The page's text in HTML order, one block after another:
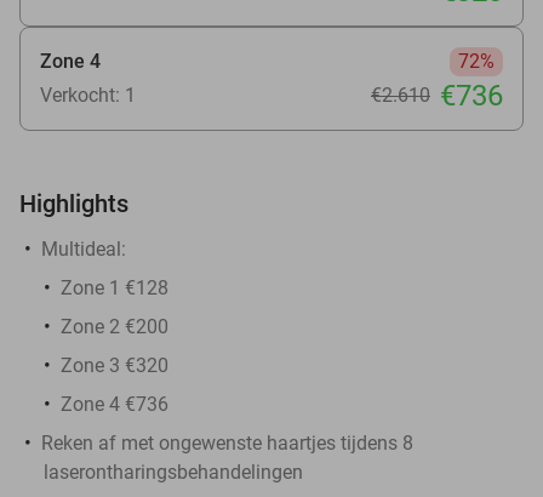
Zone 4
72%
Verkocht: 1
€2.610 €736
Highlights
Multideal:
Zone 1 €128
Zone 2 €200
Zone 3 €320
Zone 4 €736
Reken af met ongewenste haartjes tijdens 8
laserontharingsbehandelingen